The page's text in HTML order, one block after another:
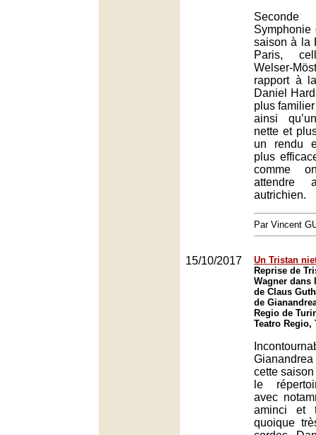
saison à la
Paris,
Welser-
rapport à
Daniel
plus
ainsi
nette et
un rendu
plus
comme
attendre
autrichien.
Par Vincent
15/10/2017
Un Tristan
Reprise de
Wagner dans
de Claus
de
Regio de
Teatro Regio,
cette
le
avec
aminci et
quoique